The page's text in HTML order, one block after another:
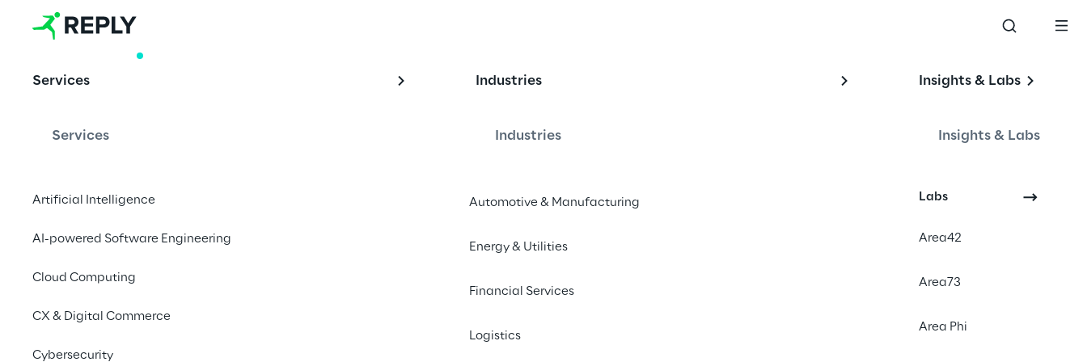
Services
Services
Artificial Intelligence
AI-powered Software Engineering
Cloud Computing
CX & Digital Commerce
Cybersecurity
Industries
Industries
Automotive & Manufacturing
Energy & Utilities
Financial Services
Logistics
Insights & Labs
Insights & Labs
Labs
Area42
Area73
Area Phi
Der Stand der Digitalisierung im
Trendreport über die Digitalisierung der Lieferketten,